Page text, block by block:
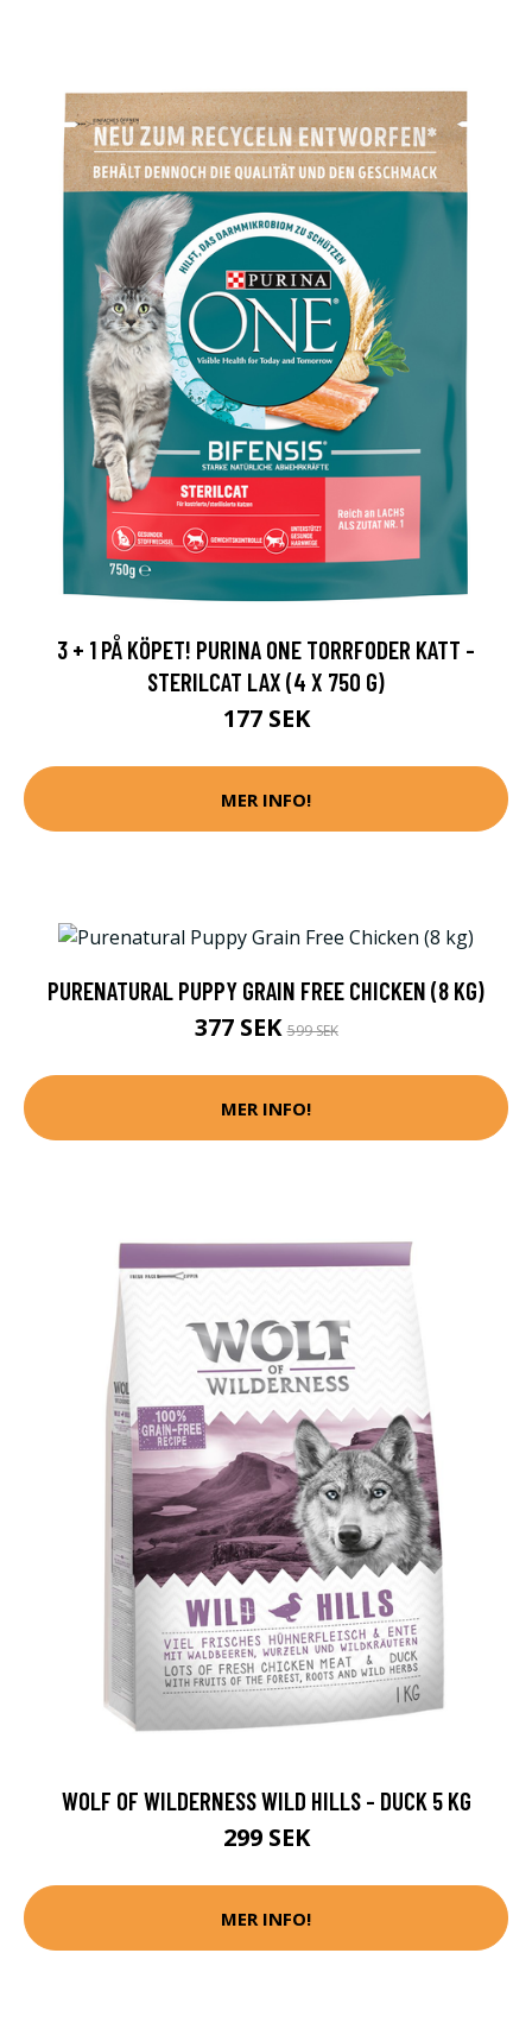
3 + 1 PÅ KÖPET! PURINA ONE TORRFODER KATT -
STERILCAT LAX (4 X 750 G)
177 SEK
MER INFO!
PURENATURAL PUPPY GRAIN FREE CHICKEN (8 KG)
377 SEK599 SEK
MER INFO!
WOLF OF WILDERNESS WILD HILLS - DUCK 5 KG
299 SEK
MER INFO!